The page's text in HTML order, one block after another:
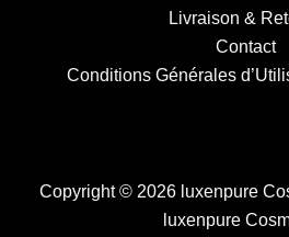
Livraison &
Contact
Conditions Générales
Copyright © 2026 luxenpure
luxenpure